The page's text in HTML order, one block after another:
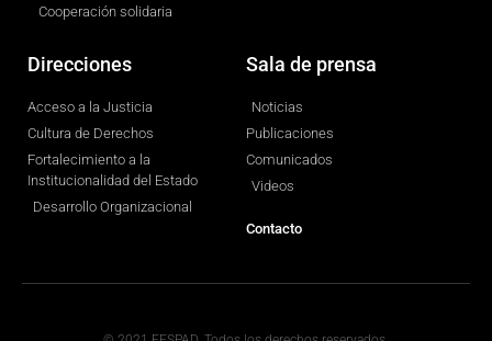
Cooperación solidaria
Direcciones
Acceso a la Justicia
Cultura de Derechos
Fortalecimiento a la
Institucionalidad del Estado
Desarrollo Organizacional
Sala de prensa
Noticias
Publicaciones
Comunicados
Videos
Contacto